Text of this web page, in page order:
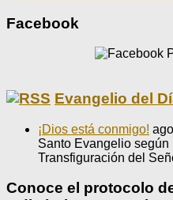
Facebook
Evangelio del
¡Dios está conmigo!
Santo Evangelio según
Transfiguración del
Conoce el protocolo